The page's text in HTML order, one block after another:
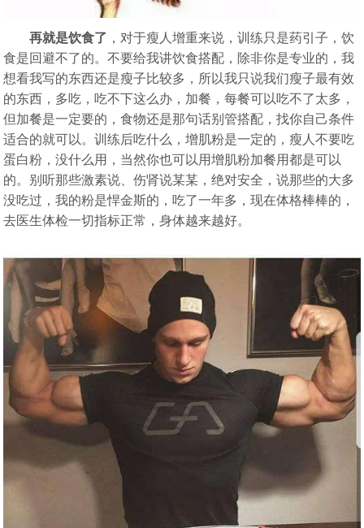
再就是饮食了 ，对于瘦人增重来说，训练只是药引子，饮
食是回避不了的。不要给我讲饮食搭配，除非你是专业的，我
想看我写的东西还是瘦子比较多，所以我只说我们瘦子最有效
的东西，多吃，吃不下这么办，加餐，每餐可以吃不了太多，
但加餐是一定要的，食物还是那句话别管搭配，找你自己条件
适合的就可以。训练后吃什么，增肌粉是一定的，瘦人不要吃
蛋白粉，没什么用，当然你也可以用增肌粉加餐用都是可以
的。别听那些激素说、伤肾说某某，绝对安全，说那些的大多
没吃过，我的粉是悍金斯的，吃了一年多，现在体格棒棒的，
去医生体检一切指标正常，身体越来越好。